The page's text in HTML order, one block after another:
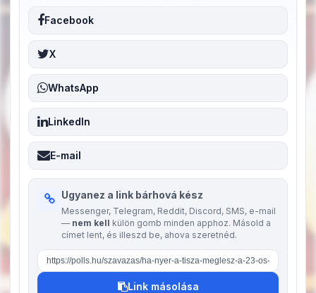
Facebook
X
WhatsApp
LinkedIn
E-mail
Ugyanez a link bárhová kész
Messenger, Telegram, Reddit, Discord, SMS, e-mail
— nem kell külön gomb minden apphoz. Másold a
címet lent, és illeszd be, ahova szeretnéd.
Szavazás közvetlen linkje
Link másolása